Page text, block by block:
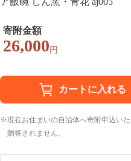
寄附金額
26,000 円
現在お住まいの自治体へ寄附申込い
贈答されません。